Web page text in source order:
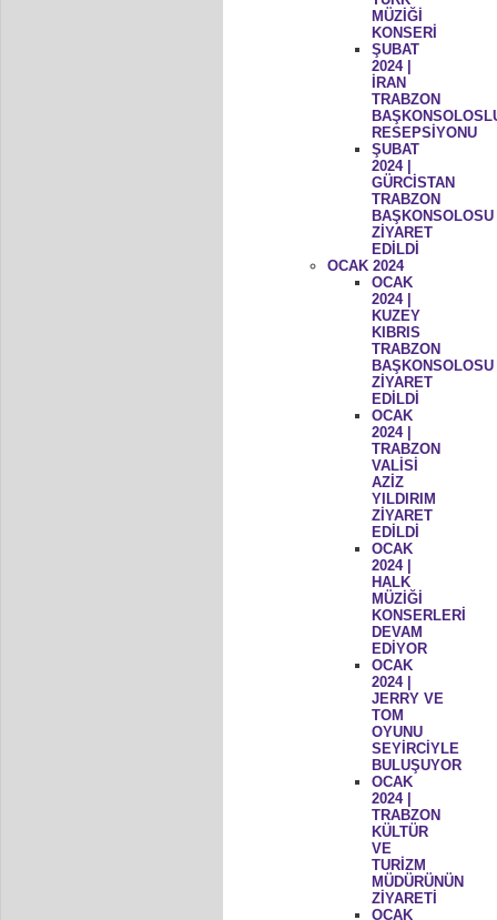
MÜZİĞİ
KONSERİ
ŞUBAT
2024 |
İRAN
TRABZON
RESEPSİYONU
ŞUBAT
2024 |
GÜRCİSTAN
TRABZON
BAŞKONSOLOSU
ZİYARET
EDİLDİ
OCAK 2024
OCAK
2024 |
KUZEY
KIBRIS
TRABZON
BAŞKONSOLOSU
ZİYARET
EDİLDİ
OCAK
2024 |
TRABZON
VALİSİ
AZİZ
YILDIRIM
ZİYARET
EDİLDİ
OCAK
2024 |
HALK
MÜZİĞİ
KONSERLERİ
DEVAM
EDİYOR
OCAK
2024 |
JERRY VE
TOM
OYUNU
SEYİRCİYLE
BULUŞUYOR
OCAK
2024 |
TRABZON
KÜLTÜR
VE
TURİZM
MÜDÜRÜNÜN
ZİYARETİ
OCAK